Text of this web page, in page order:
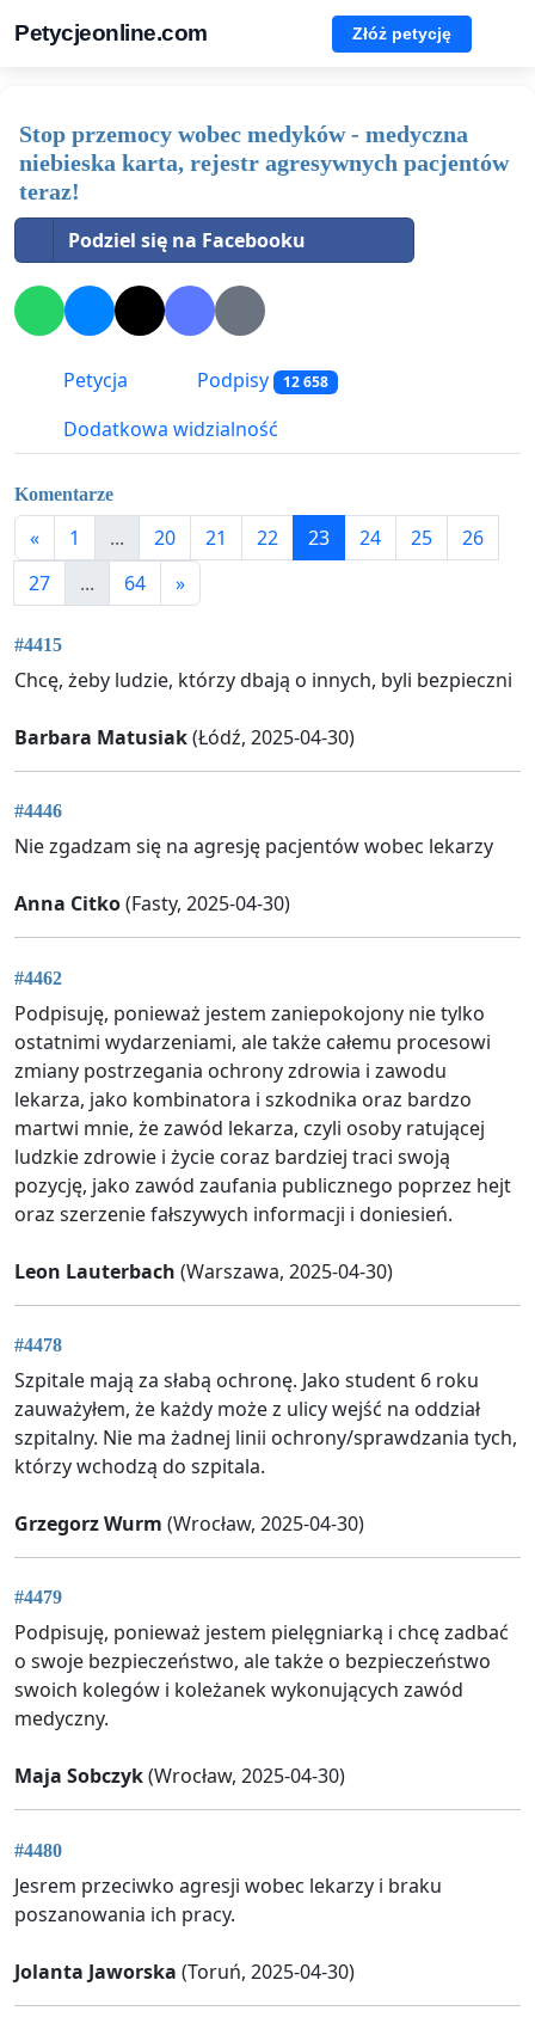
Petycjeonline.com Złóż petycję
Stop przemocy wobec medyków - medyczna
niebieska karta, rejestr agresywnych pacjentów
teraz!
Podziel się na Facebooku
Petycja Podpisy 12 658
Dodatkowa widzialność
Komentarze
« 1 ... 20 21 22 23 24 25
26
27
... 64 »
#4415
Chcę, żeby ludzie, którzy dbają o innych, byli bezpieczni
Barbara Matusiak(Łódź, 2025-04-30)
#4446
Nie zgadzam się na agresję pacjentów wobec lekarzy
Anna Citko(Fasty, 2025-04-30)
#4462
Podpisuję, ponieważ jestem zaniepokojony nie tylko
ostatnimi wydarzeniami, ale także całemu procesowi
zmiany postrzegania ochrony zdrowia i zawodu
lekarza, jako kombinatora i szkodnika oraz bardzo
martwi mnie, że zawód lekarza, czyli osoby ratującej
ludzkie zdrowie i życie coraz bardziej traci swoją
pozycję, jako zawód zaufania publicznego poprzez hejt
oraz szerzenie fałszywych informacji i doniesień.
Leon Lauterbach (Warszawa, 2025-04-30)
#4478
Szpitale mają za słabą ochronę. Jako student 6 roku
zauważyłem, że każdy może z ulicy wejść na oddział
szpitalny. Nie ma żadnej linii ochrony/sprawdzania tych,
którzy wchodzą do szpitala.
Grzegorz Wurm (Wrocław, 2025-04-30)
#4479
Podpisuję, ponieważ jestem pielęgniarką i chcę zadbać
o swoje bezpieczeństwo, ale także o bezpieczeństwo
swoich kolegów i koleżanek wykonujących zawód
medyczny.
Maja Sobczyk(Wrocław, 2025-04-30)
#4480
Jesrem przeciwko agresji wobec lekarzy i braku
poszanowania ich pracy.
Jolanta Jaworska (Toruń, 2025-04-30)